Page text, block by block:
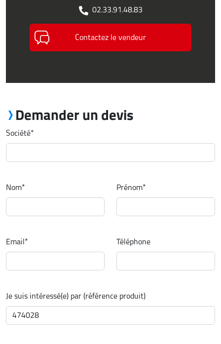
02.33.91.48.83
Contactez le vendeur
Demander un devis
Société*
Nom* Prénom*
Email* Téléphone
Je suis intéressé(e) par (référence produit)